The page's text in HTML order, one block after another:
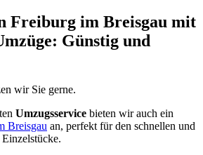
Freiburg im Breisgau mit
Günstig und
wir Sie gerne.
Umzugsservice bieten wir auch ein
Breisgau an, perfekt für den schnellen und